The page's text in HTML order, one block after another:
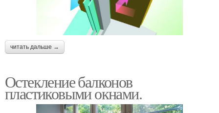
читать дальше →
Остекление балконов
пластиковыми окнами.